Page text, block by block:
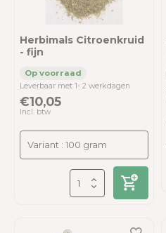
Herbimals Citroenkruid
- fijn
Leverbaar met 1- 2 werkdagen
€10,05
Incl. btw